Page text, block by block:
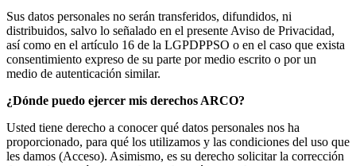
Sus datos personales no serán transferidos, difundidos, ni
distribuidos, salvo lo señalado en el presente Aviso de Privacidad,
así como en el artículo 16 de la LGPDPPSO o en el caso que exista
consentimiento expreso de su parte por medio escrito o por un
medio de autenticación similar.
¿Dónde puedo ejercer mis derechos ARCO?
Usted tiene derecho a conocer qué datos personales nos ha
proporcionado, para qué los utilizamos y las condiciones del uso que
les damos (Acceso). Asimismo, es su derecho solicitar la corrección